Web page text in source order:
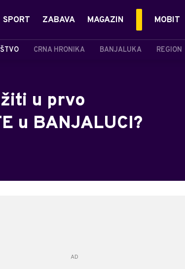
CRNA HRONIKA BANJALUKA REGION
SPORT ZABAVA MAGAZIN MOBIT
u prvo
u BANJALUCI?